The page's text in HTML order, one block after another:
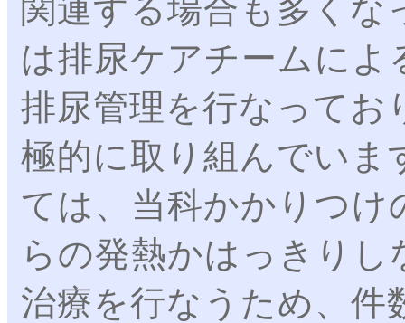
関連する場合も多くな
は排尿ケアチームによ
排尿管理を行なってお
極的に取り組んでいま
ては、当科かかりつ
らの発熱かはっきり
治療を行なうため、件